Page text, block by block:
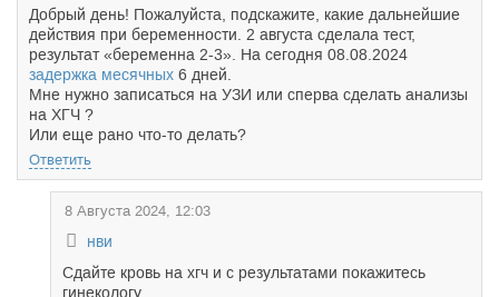
Добрый день! Пожалуйста, подскажите, какие дальнейшие
действия при беременности. 2 августа сделала тест,
результат «беременна 2-3». На сегодня 08.08.2024
задержка месячных 6 дней.
Мне нужно записаться на УЗИ или сперва сделать анализы
на ХГЧ ?
Или еще рано что-то делать?
Ответить
8 Августа 2024, 12:03
нви
Сдайте кровь на хгч и с результатами покажитесь
гинекологу